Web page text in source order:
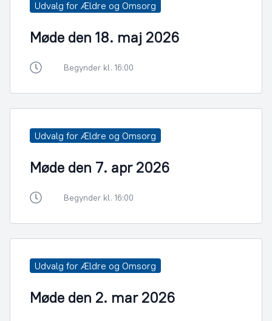
Udvalg for Ældre og Omsorg
Møde den 18. maj 2026
Begynder kl. 16:00
Udvalg for Ældre og Omsorg
Møde den 7. apr 2026
Begynder kl. 16:00
Udvalg for Ældre og Omsorg
Møde den 2. mar 2026